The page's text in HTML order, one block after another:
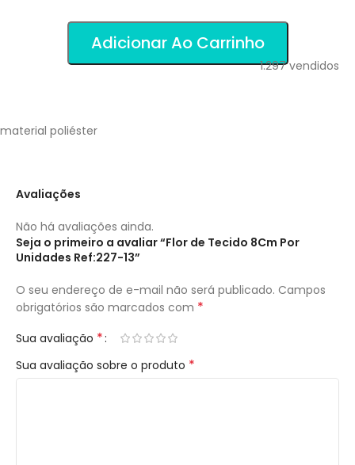
Adicionar Ao Carrinho
1.297vendidos
material poliéster
Avaliações
Não há avaliações ainda.
Seja o primeiro a avaliar “Flor de Tecido 8Cm Por
Unidades Ref:227-13”
O seu endereço de e-mail não será publicado. Campos
obrigatórios são marcados com *
Sua avaliação *
Sua avaliação sobre o produto *